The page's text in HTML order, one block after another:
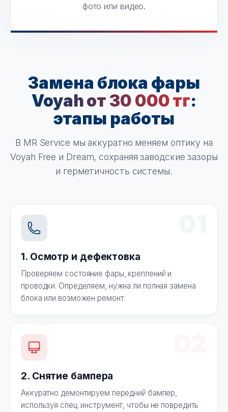
фото или видео.
Замена блока фары
Voyah от 30 000 тг:
этапы работы
В MR Service мы аккуратно меняем оптику на
Voyah Free и Dream, сохраняя заводские зазоры
и герметичность системы.
1. Осмотр и дефектовка
Проверяем состояние фары, креплений и
проводки. Определяем, нужна ли полная замена
блока или возможен ремонт.
2. Снятие бампера
Аккуратно демонтируем передний бампер,
используя спец. инструмент, чтобы не повредить